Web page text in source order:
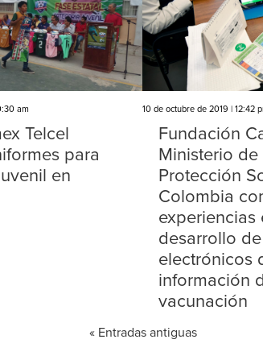
am
Telcel
para
en
10 de octubre de 2019 | 12:42
Fundación
Ministerio de
Protección
Colombia
experiencias
desarrollo
electrónicos
información
vacunación
« Entradas antiguas